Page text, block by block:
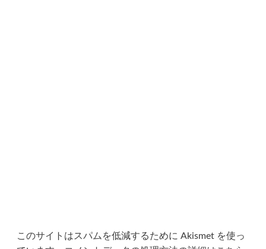
このサイトはスパムを低減するために Akismet を使っ